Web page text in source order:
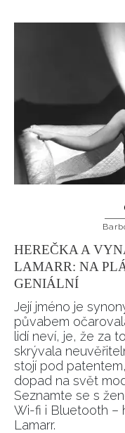
HEREČKA A
LAMARR: NA
GENIÁLNÍ
Její jméno je
půvabem
lidí neví, je, že za
skrývala
stojí pod
dopad na svět
Seznamte se s
Wi-fi i Bluetooth –
Lamarr.